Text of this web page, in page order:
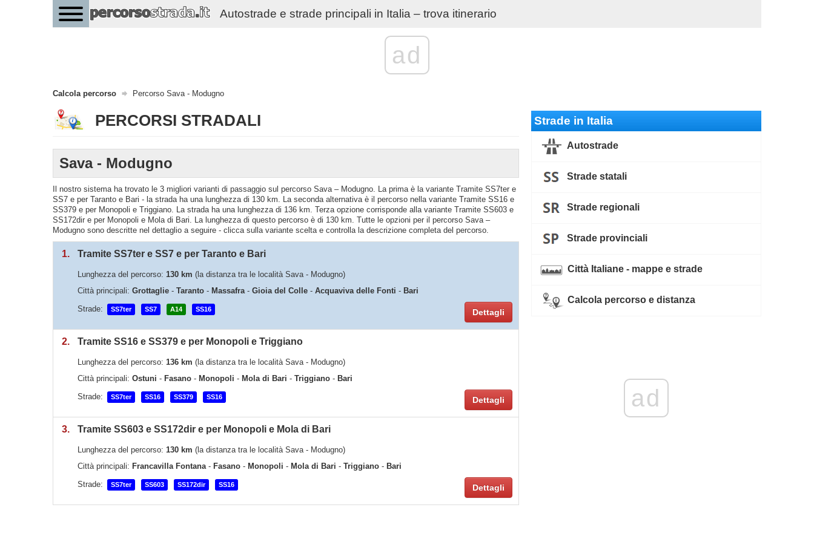
Autostrade e strade principali in Italia – trova itinerario
ad
Calcola percorso Percorso Sava - Modugno
PERCORSI STRADALI
Sava - Modugno
Il nostro sistema ha trovato le 3 migliori varianti di passaggio sul percorso Sava – Modugno. La prima è la variante Tramite SS7ter e
SS7 e per Taranto e Bari - la strada ha una lunghezza di 130 km. La seconda alternativa è il percorso nella variante Tramite SS16 e
SS379 e per Monopoli e Triggiano. La strada ha una lunghezza di 136 km. Terza opzione corrisponde alla variante Tramite SS603 e
SS172dir e per Monopoli e Mola di Bari. La lunghezza di questo percorso è di 130 km. Tutte le opzioni per il percorso Sava –
Modugno sono descritte nel dettaglio a seguire - clicca sulla variante scelta e controlla la descrizione completa del percorso.
1. Tramite SS7ter e SS7 e per Taranto e Bari
Lunghezza del percorso: 130 km (la distanza tra le località Sava - Modugno)
Città principali: Grottaglie - Taranto - Massafra- Gioia del Colle - Acquaviva delle Fonti - Bari
Strade:
SS7ter SS7 A14 SS16 Dettagli
2. Tramite SS16 e SS379 e per Monopoli e Triggiano
Lunghezza del percorso: 136 km (la distanza tra le località Sava - Modugno)
Città principali: Ostuni - Fasano - Monopoli - Mola di Bari - Triggiano - Bari
Strade:
SS7ter SS16 SS379 SS16 Dettagli
3. Tramite SS603 e SS172dir e per Monopoli e Mola di Bari
Lunghezza del percorso: 130 km (la distanza tra le località Sava - Modugno)
Città principali: Francavilla Fontana- Fasano - Monopoli - Mola di Bari - Triggiano - Bari
Strade:
SS7ter SS603 SS172dir SS16 Dettagli
Strade in Italia
Autostrade
Strade statali
Strade regionali
Strade provinciali
Città Italiane - mappe e strade
Calcola percorso e distanza
ad